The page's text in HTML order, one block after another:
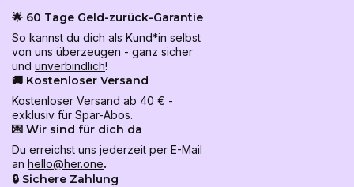
🌟 60 Tage Geld-zurück-Garantie
So kannst du dich als Kund*in selbst
von uns überzeugen - ganz sicher
und unverbindlich!
🚚 Kostenloser Versand
Kostenloser Versand ab 40 € -
exklusiv für Spar-Abos.
💌 Wir sind für dich da
Du erreichst uns jederzeit per E-Mail
an hello@her.one.
🔒 Sichere Zahlung